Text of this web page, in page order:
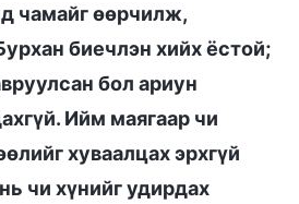
чамайг өөрчилж,
биечлэн хийх ёстой;
бол ариун
Ийм маягаар чи
хуваалцах эрхгүй
чи хүнийг удирдах